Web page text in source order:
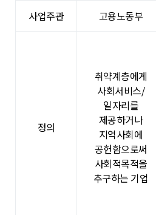
사업주관 고용노동부
정의
취약계층에게
사회서비스/
일자리를
제공하거나
지역사회에
공헌함으로써
사회적목적을
추구하는 기업